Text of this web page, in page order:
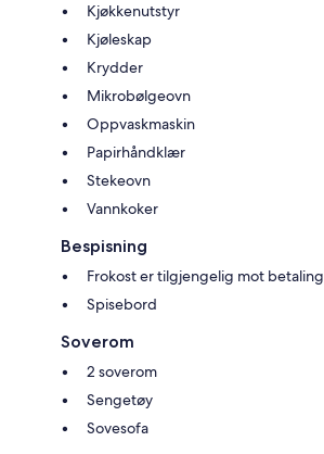
Kjøkkenutstyr
Kjøleskap
Krydder
Mikrobølgeovn
Oppvaskmaskin
Papirhåndklær
Stekeovn
Vannkoker
Bespisning
Frokost er tilgjengelig mot betaling
Spisebord
Soverom
2 soverom
Sengetøy
Sovesofa